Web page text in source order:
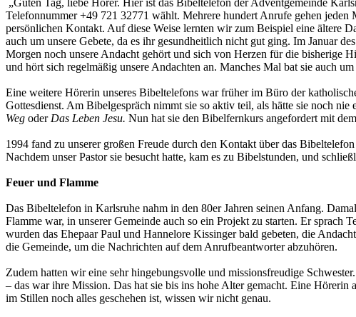
„Guten Tag, liebe Hörer. Hier ist das Bibeltelefon der Adventgemeinde
Telefonnummer +49 721 32771 wählt. Mehrere hundert Anrufe gehen
persönlichen Kontakt. Auf diese Weise lernten wir zum Beispiel eine ältere
auch um unsere Gebete, da es ihr gesundheitlich nicht gut ging. Im Januar
Morgen noch unsere Andacht gehört und sich von Herzen für die bisherige
und hört sich regelmäßig unsere Andachten an. Manches Mal bat sie auch
Eine weitere Hörerin unseres Bibeltelefons war früher im Büro der
Gottesdienst. Am Bibelgespräch nimmt sie so aktiv teil, als hätte sie noch
Weg oderDas Leben Jesu. Nun hat sie den Bibelfernkurs angefordert mit
1994 fand zu unserer großen Freude durch den Kontakt über das
Nachdem unser Pastor sie besucht hatte, kam es zu Bibelstunden, und
Feuer und Flamme
Das Bibeltelefon in Karlsruhe nahm in den 80er Jahren seinen Anfang.
Flamme war, in unserer Gemeinde auch so ein Projekt zu starten. Er sprach
wurden das Ehepaar Paul und Hannelore Kissinger bald gebeten, die
die Gemeinde, um die Nachrichten auf dem Anrufbeantworter abzuhören.
Zudem hatten wir eine sehr hingebungsvolle und missionsfreudige
– das war ihre Mission. Das hat sie bis ins hohe Alter gemacht. Eine Hörerin
im Stillen noch alles geschehen ist, wissen wir nicht genau.